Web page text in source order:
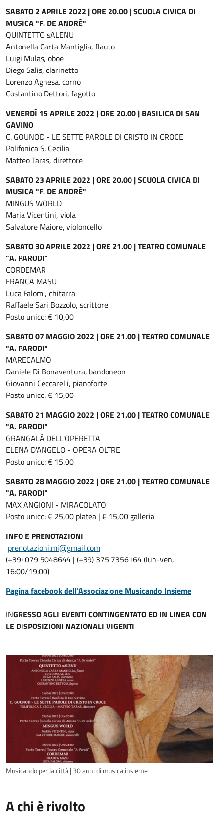
SABATO 2 APRILE 2022 | ORE 20.00 | SCUOLA CIVICA DI
MUSICA "F. DE ANDRÈ"
QUINTETTO sALENU
Antonella Carta Mantiglia, flauto
Luigi Mulas, oboe
Diego Salis, clarinetto
Lorenzo Agnesa. corno
Costantino Dettori, fagotto
VENERDÌ 15 APRILE 2022 | ORE 20.00 | BASILICA DI SAN
GAVINO
C. GOUNOD - LE SETTE PAROLE DI CRISTO IN CROCE
Polifonica S. Cecilia
Matteo Taras, direttore
SABATO 23 APRILE 2022 | ORE 20.00 | SCUOLA CIVICA DI
MUSICA "F. DE ANDRÈ"
MINGUS WORLD
Maria Vicentini, viola
Salvatore Maiore, violoncello
SABATO 30 APRILE 2022 | ORE 21.00 | TEATRO COMUNALE
"A. PARODI"
CORDEMAR
FRANCA MASU
Luca Falomi, chitarra
Raffaele Sari Bozzolo, scrittore
Posto unico: € 10,00
SABATO 07 MAGGIO 2022 | ORE 21.00 | TEATRO COMUNALE
"A. PARODI"
MARECALMO
Daniele Di Bonaventura, bandoneon
Giovanni Ceccarelli, pianoforte
Posto unico: € 15,00
SABATO 21 MAGGIO 2022 | ORE 21.00 | TEATRO COMUNALE
"A. PARODI"
GRANGALÀ DELL'OPERETTA
ELENA D'ANGELO - OPERA OLTRE
Posto unico: € 15,00
SABATO 28 MAGGIO 2022 | ORE 21.00 | TEATRO COMUNALE
"A. PARODI"
MAX ANGIONI - MIRACOLATO
Posto unico: € 25,00 platea | € 15,00 galleria
INFO E PRENOTAZIONI
prenotazioni.mi@gmail.com
(+39) 079 5048644 | (+39) 375 7356164 (lun-ven,
16:00/19:00)
Pagina facebook dell'Associazione Musicando Insieme
INGRESSO AGLI EVENTI CONTINGENTATO ED IN LINEA CON
LE DISPOSIZIONI NAZIONALI VIGENTI
Musicando per la città | 30 anni di musica insieme
A chi è rivolto